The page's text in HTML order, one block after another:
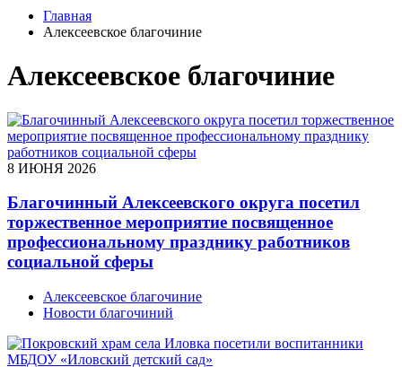
Главная
Алексеевское благочиние
Алексеевское благочиние
8 ИЮНЯ 2026
Благочинный Алексеевского округа посетил
торжественное мероприятие посвященное
профессиональному празднику работников
социальной сферы
Алексеевское благочиние
Новости благочиний